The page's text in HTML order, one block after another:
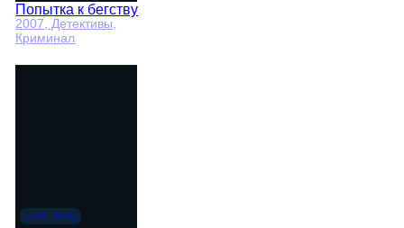
Попытка к бегству
2007, Детективы,
Криминал